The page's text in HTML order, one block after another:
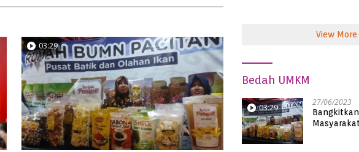
03:29
View More
Bedah UMKM
03:29 27/06/2023